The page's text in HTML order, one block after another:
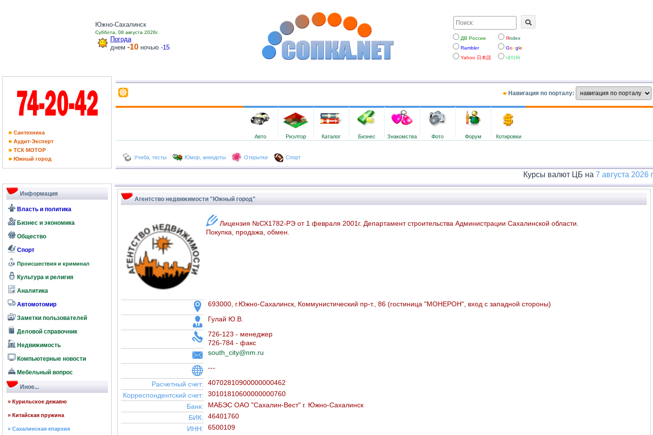
Южно-Сахалинск
Суббота, 08 августа 2026г.
Погода
днем -10ночью -15
ДВ России Яndex
Rambler
Google
Yahoo 日本語
네이버
Cантехника
Аудит-Эксперт
ТCК МОТОР
Южный город
Навигация по порталу:
Авто Риэлтор Каталог Бизнес Знакомства Фото Форум Котировки
Учеба, тесты Юмор, анекдоты Открытки Спорт
Курсы валют ЦБ на7 августа 2026 г.:
Информация
Власть и политика
Бизнес и экономика
Общество
Спорт
Происшествия и криминал
Культура и религия
Аналитика
Автомотомир
Заметки пользователей
Деловой справочник
Недвижимость
Компьютерные новости
Мебельный вопрос
Иное...
» Курильское дежавю
» Китайская пружина
» Сахалинская епархия
Агентство недвижимости "Южный город"
Лицензия №СХ1782-РЭ от 1 февраля 2001г. Департамент строительства Администрации Сахалинской области.
Покупка, продажа, обмен.
693000, г.Южно-Сахалинск, Коммунистический пр-т., 86 (гостиница "МОНЕРОН", вход с западной стороны)
Гулай Ю.В.
726-123 - менеджер
726-784 - факс
south_city@nm.ru
---
Расчетный счет:
40702810900000000462
Корреспондентский счет:
30101810600000000760
Банк:
МАБЭС ОАО "Сахалин-Вест" г. Южно-Сахалинск
БИК:
46401760
ИНН:
6500109